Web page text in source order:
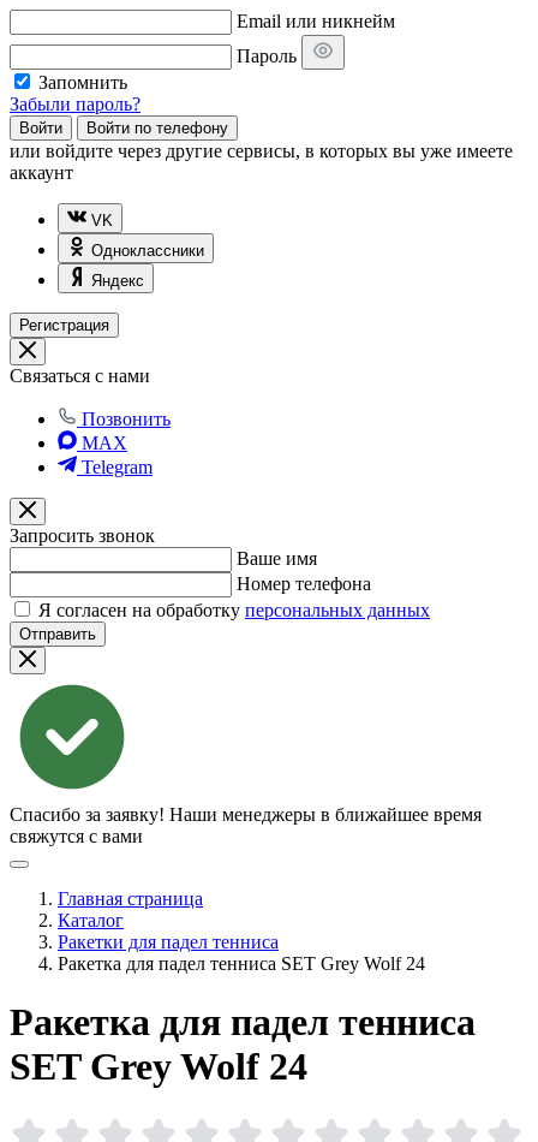
Email или никнейм
Пароль
Запомнить
Забыли пароль?
Войти Войти по телефону
или войдите через другие сервисы, в которых вы уже имеете
аккаунт
VK
Одноклассники
Яндекс
Регистрация
Связаться с нами
Позвонить
MAX
Telegram
Запросить звонок
Ваше имя
Номер телефона
Я согласен на обработку персональных данных
Отправить
Спасибо за заявку! Наши менеджеры в ближайшее время
свяжутся с вами
Главная страница
Каталог
Ракетки для падел тенниса
Ракетка для падел тенниса SET Grey Wolf 24
Ракетка для падел тенниса
SET Grey Wolf 24